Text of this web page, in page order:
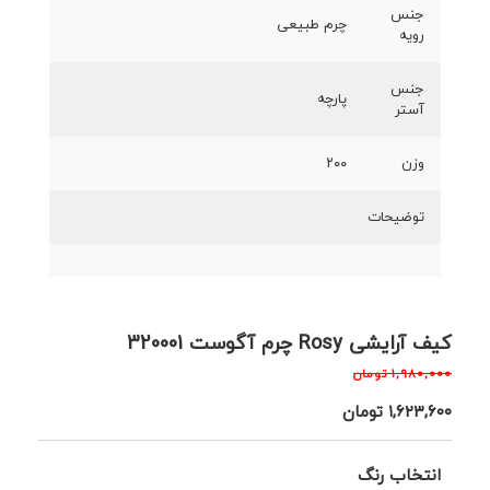
کیف آرایشی Rosy چرم آگوست 320001
۱,۹۸۰,۰۰۰ تومان
۱,۶۲۳,۶۰۰ تومان
انتخاب رنگ
جنس
رویه
چرم طبیعی
جنس
آستر
پارچه
وزن ۲۰۰
توضیحات